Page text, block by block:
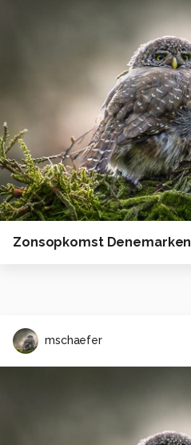
Zonsopkomst Denemarken
mschaefer